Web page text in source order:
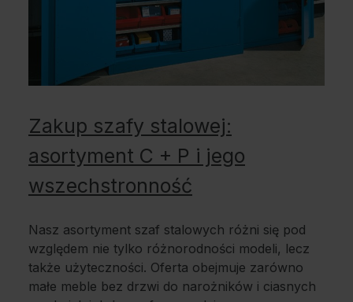
Zakup szafy stalowej:
asortyment C + P i jego
wszechstronność
Nasz asortyment szaf stalowych różni się pod
względem nie tylko różnorodności modeli, lecz
także użyteczności. Oferta obejmuje zarówno
małe meble bez drzwi do narożników i ciasnych